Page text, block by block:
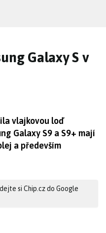
Galaxy S v
vlajkovou loď
Galaxy S9 a S9+ mají
a především
si Chip.cz do Google